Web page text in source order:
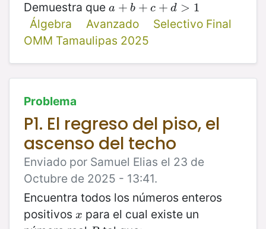
Demuestra que a + b + c + d > 1
a +b + c+d >1
Álgebra
Avanzado
Selectivo Final
OMM Tamaulipas 2025
Problema
P1. El regreso del piso, el
ascenso del techo
Enviado por Samuel Elias el 23 de
Octubre de 2025 - 13:41.
Encuentra todos los números enteros
positivos x
x para el cual existe un